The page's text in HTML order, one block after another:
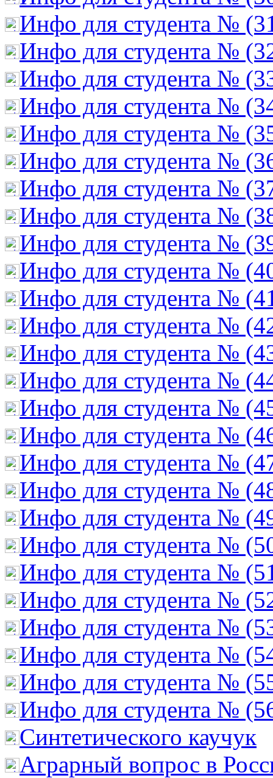
Инфо для студента №
Инфо для студента №
Инфо для студента №
Инфо для студента №
Инфо для студента №
Инфо для студента №
Инфо для студента №
Инфо для студента №
Инфо для студента №
Инфо для студента №
Инфо для студента №
Инфо для студента №
Инфо для студента №
Инфо для студента №
Инфо для студента №
Инфо для студента №
Инфо для студента №
Инфо для студента №
Инфо для студента №
Инфо для студента №
Инфо для студента №
Инфо для студента №
Инфо для студента №
Инфо для студента №
Инфо для студента №
Инфо для студента №
Cинтетического каучук
Аграрный вопрос в